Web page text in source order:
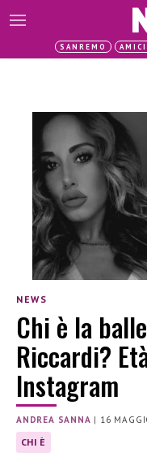
SANREMO
NEWS
Chi è la
Riccardi?
Instagram
ANDREA SANNA | 16
CHI È